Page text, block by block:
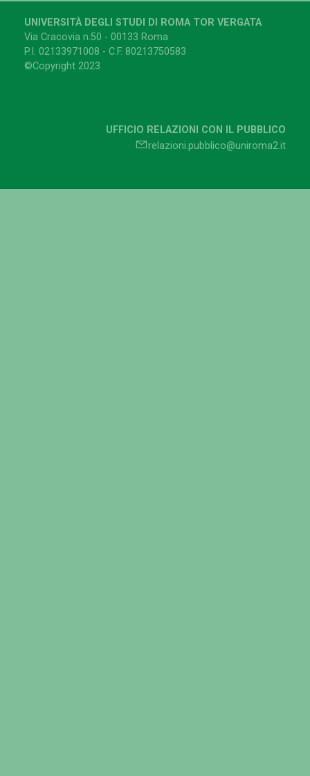
UNIVERSITÀ DEGLI STUDI DI ROMA TOR VERGATA
Via Cracovia n.50 - 00133 Roma
P.I. 02133971008 - C.F. 80213750583
©Copyright 2023
UFFICIO RELAZIONI CON IL PUBBLICO
relazioni.pubblico@uniroma2.it